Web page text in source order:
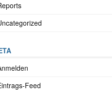
Feed